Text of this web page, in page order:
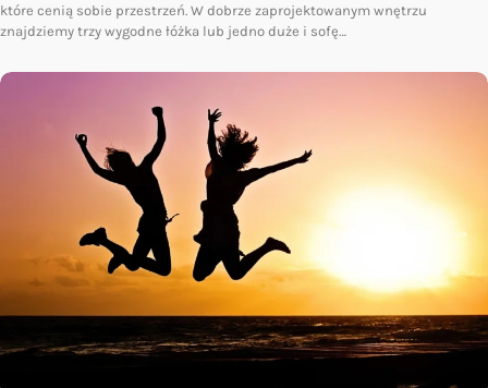
które cenią sobie przestrzeń. W dobrze zaprojektowanym wnętrzu
znajdziemy trzy wygodne łóżka lub jedno duże i sofę…